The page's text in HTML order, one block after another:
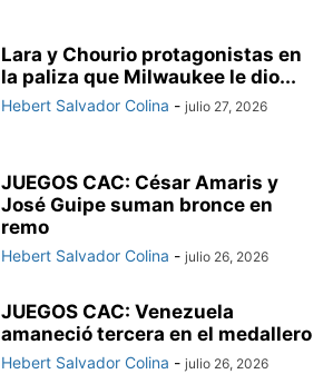
Lara y Chourio protagonistas en
la paliza que Milwaukee le dio...
Hebert Salvador Colina - julio 27, 2026
JUEGOS CAC: César Amaris y
José Guipe suman bronce en
remo
Hebert Salvador Colina - julio 26, 2026
JUEGOS CAC: Venezuela
amaneció tercera en el medallero
Hebert Salvador Colina - julio 26, 2026